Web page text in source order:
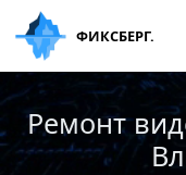
ФИКСБЕРГ.
Ремонт